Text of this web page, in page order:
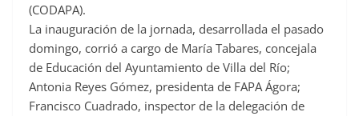
(CODAPA).
La inauguración de la jornada, desarrollada el pasado
domingo, corrió a cargo de María Tabares, concejala
de Educación del Ayuntamiento de Villa del Río;
Antonia Reyes Gómez, presidenta de FAPA Ágora;
Francisco Cuadrado, inspector de la delegación de